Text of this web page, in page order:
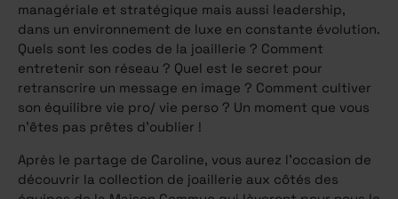
managériale et stratégique mais aussi leadership,
dans un environnement de luxe en constante évolution.
Quels sont les codes de la joaillerie ? Comment
entretenir son réseau ? Quel est le secret pour
retranscrire un message en image ? Comment cultiver
son équilibre vie pro/ vie perso ? Un moment que vous
n’êtes pas prêtes d’oublier !
Après le partage de Caroline, vous aurez l’occasion de
découvrir la collection de joaillerie aux côtés des